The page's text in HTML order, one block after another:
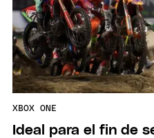
XBOX ONE
Ideal para el fin de